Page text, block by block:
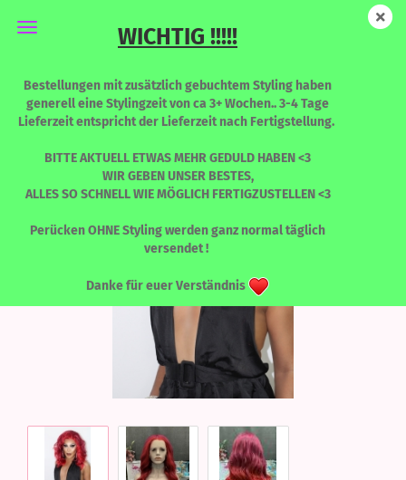
WICHTIG !!!!!
Bestellungen mit zusätzlich gebuchtem Styling haben
generell eine Stylingzeit von ca 3+ Wochen.. 3-4 Tage
Lieferzeit entspricht der Lieferzeit nach Fertigstellung.
BITTE AKTUELL ETWAS MEHR GEDULD HABEN <3
WIR GEBEN UNSER BESTES,
ALLES SO SCHNELL WIE MÖGLICH FERTIGZUSTELLEN <3
Perücken OHNE Styling werden ganz normal täglich
versendet !
Danke für euer Verständnis
Baby Envy - Bloodline - LIMITED EDITION